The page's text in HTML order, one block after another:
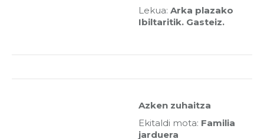
Lekua: Arka plazako
Ibiltaritik. Gasteiz.
Azken zuhaitza
Ekitaldi mota: Familia
jarduera